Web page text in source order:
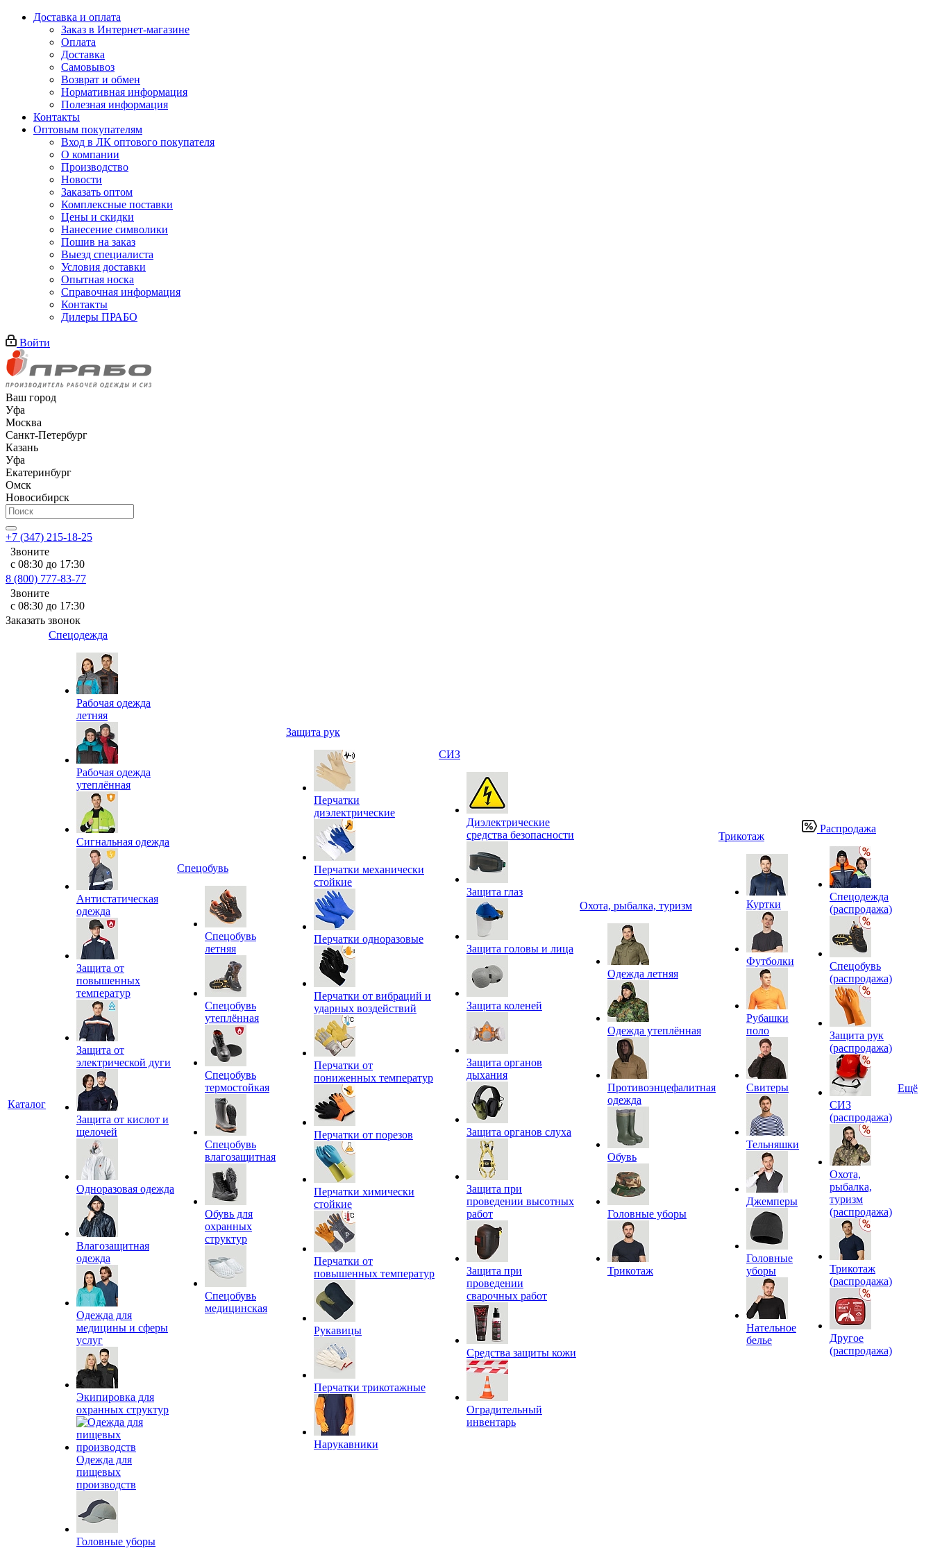
Доставка и оплата
Заказ в Интернет-магазине
Оплата
Доставка
Самовывоз
Возврат и обмен
Нормативная информация
Полезная информация
Контакты
Оптовым покупателям
Вход в ЛК оптового покупателя
О компании
Производство
Новости
Заказать оптом
Комплексные поставки
Цены и скидки
Нанесение символики
Пошив на заказ
Выезд специалиста
Условия доставки
Опытная носка
Справочная информация
Контакты
Дилеры ПРАБО
Войти
Ваш город
Уфа
Москва
Санкт-Петербург
Казань
Уфа
Екатеринбург
Омск
Новосибирск
+7 (347) 215-18-25
Звоните
с 08:30 до 17:30
8 (800) 777-83-77
Звоните
с 08:30 до 17:30
Заказать звонок
Каталог
Спецодежда
Рабочая одежда
летняя
Рабочая одежда
утеплённая
Сигнальная одежда
Антистатическая
одежда
Защита от
повышенных
температур
Защита от
электрической дуги
Защита от кислот и
щелочей
Одноразовая одежда
Влагозащитная
одежда
Одежда для
медицины и сферы
услуг
Экипировка для
охранных структур
Одежда для
пищевых
производств
Головные уборы
Спецобувь
Спецобувь
летняя
Спецобувь
утеплённая
Спецобувь
термостойкая
Спецобувь
влагозащитная
Обувь для
охранных
структур
Спецобувь
медицинская
Защита рук
Перчатки
диэлектрические
Перчатки механически
стойкие
Перчатки одноразовые
Перчатки от вибраций и
ударных воздействий
Перчатки от
пониженных температур
Перчатки от порезов
Перчатки химически
стойкие
Перчатки от
повышенных температур
Рукавицы
Перчатки трикотажные
Нарукавники
СИЗ
Диэлектрические
средства безопасности
Защита глаз
Защита головы и лица
Защита коленей
Защита органов
дыхания
Защита органов слуха
Защита при
проведении высотных
работ
Защита при
проведении
сварочных работ
Средства защиты кожи
Оградительный
инвентарь
Охота, рыбалка, туризм
Одежда летняя
Одежда утеплённая
Противоэнцефалитная
одежда
Обувь
Головные уборы
Трикотаж
Трикотаж
Куртки
Футболки
Рубашки
поло
Свитеры
Тельняшки
Джемперы
Головные
уборы
Нательное
белье
Распродажа
Спецодежда
(распродажа)
Спецобувь
(распродажа)
Защита рук
(распродажа)
СИЗ
(распродажа)
Охота,
рыбалка,
туризм
(распродажа)
Трикотаж
(распродажа)
Другое
(распродажа)
Ещё